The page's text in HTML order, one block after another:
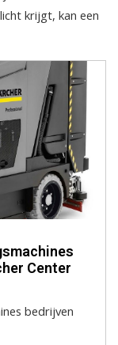
krijgt, kan een
Center
bedrijven